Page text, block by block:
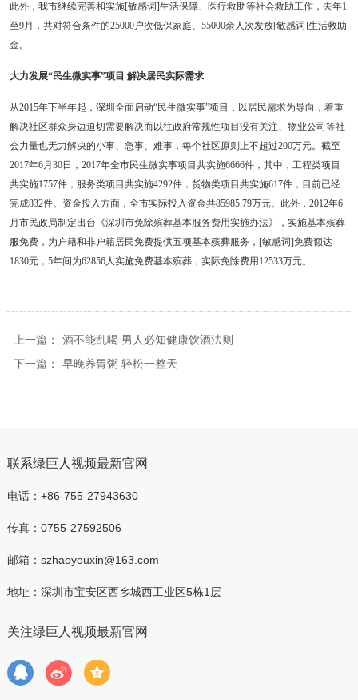
此外，我市继续完善和实施[敏感词]生活保障、医疗救助等社会救助工作，去年1
至9月，共对符合条件的25000户次低保家庭、55000余人次发放[敏感词]生活救助
金。
大力发展“民生微实事”项目 解决居民实际需求
从2015年下半年起，深圳全面启动“民生微实事”项目，以居民需求为导向，着重
解决社区群众身边迫切需要解决而以往政府常规性项目没有关注、物业公司等社
会力量也无力解决的小事、急事、难事，每个社区原则上不超过200万元。截至
2017年6月30日，2017年全市民生微实事项目共实施6666件，其中，工程类项目
共实施1757件，服务类项目共实施4292件，货物类项目共实施617件，目前已经
完成832件。资金投入方面，全市实际投入资金共85985.79万元。此外，2012年6
月市民政局制定出台《深圳市免除殡葬基本服务费用实施办法》，实施基本殡葬
服免费，为户籍和非户籍居民免费提供五项基本殡葬服务，[敏感词]免费额达
1830元，5年间为62856人实施免费基本殡葬，实际免除费用12533万元。
上一篇：
酒不能乱喝 男人必知健康饮酒法则
下一篇：
早晚养胃粥 轻松一整天
联系绿巨人视频最新官网
电话：+86-755-27943630
传真：0755-27592506
邮箱：szhaoyouxin@163.com
地址：深圳市宝安区西乡城西工业区5栋1层
关注绿巨人视频最新官网